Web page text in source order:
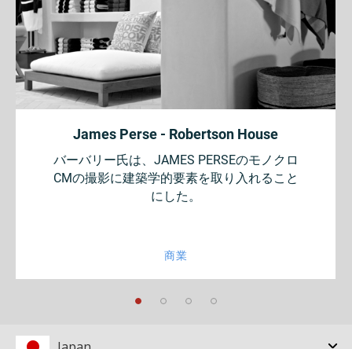
James Perse - Robertson House
バーバリー氏は、JAMES PERSEのモノクロ
CMの撮影に建築学的要素を取り入れること
にした。
商業